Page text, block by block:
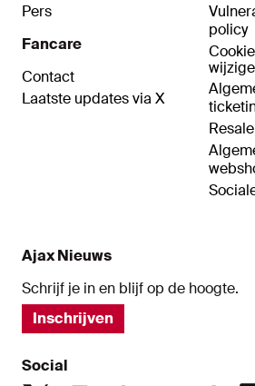
Pers
Fancare
Contact
Laatste updates via X
policy
Ajax Nieuws
Schrijf je in en blijf op de hoogte.
Inschrijven
Social